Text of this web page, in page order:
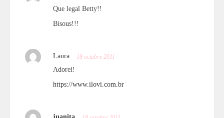
Que legal Betty!!
Bisous!!!
Laura 18 octobre 2011
Adorei!
https://www.ilovi.com.br